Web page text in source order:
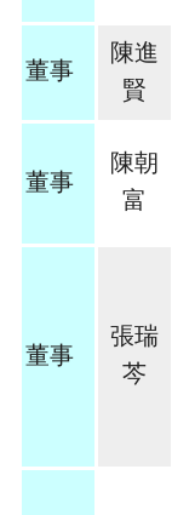
董事
陳進
賢
董事
陳朝
富
董事
張瑞
芩